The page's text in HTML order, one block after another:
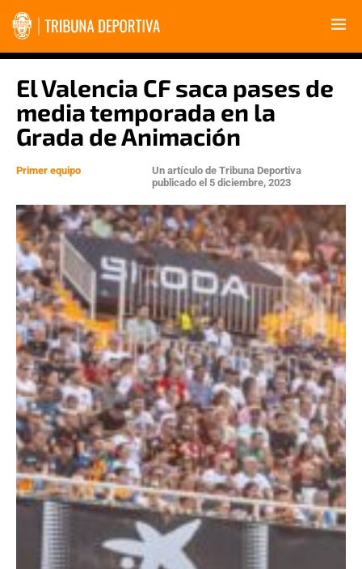
El Valencia CF saca pases de
media temporada en la
Grada de Animación
Primer equipo Un artículo de Tribuna Deportiva
publicado el 5 diciembre, 2023